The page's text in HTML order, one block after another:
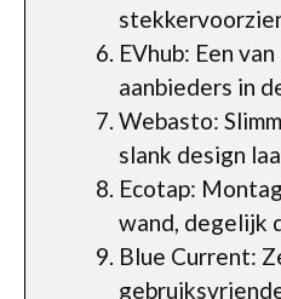
EVhub: Een
aanbieders in
Webasto:
slank design
Ecotap:
wand, degelijk
Blue Current: